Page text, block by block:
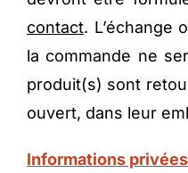
contact. L’échange
la commande ne
produit(s) sont
ouvert, dans leur
Informations